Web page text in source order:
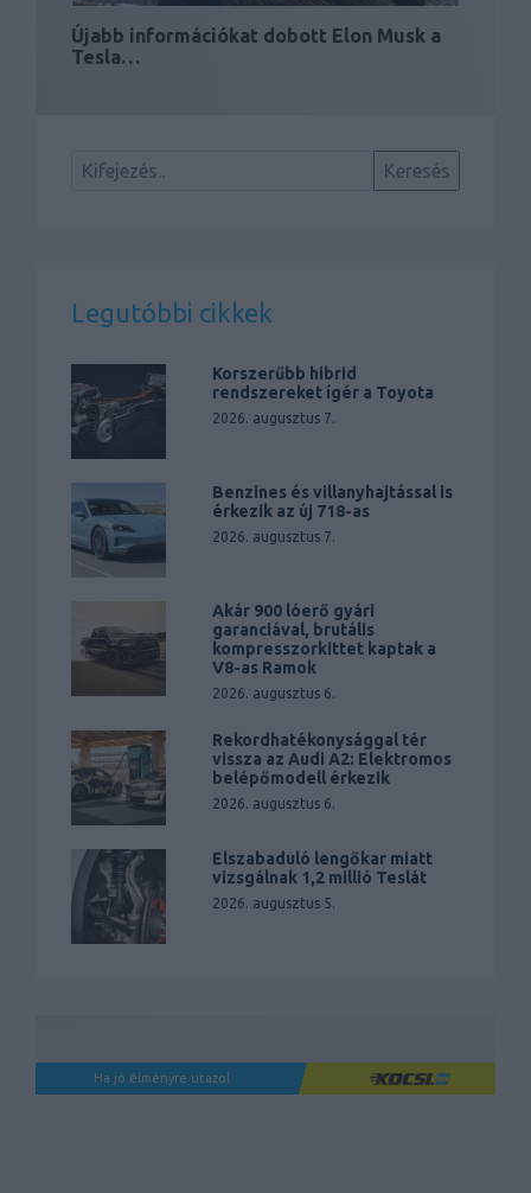
Újabb információkat dobott Elon Musk a
Tesla…
Legutóbbi cikkek
Korszerűbb hibrid
rendszereket ígér a Toyota
2026. augusztus 7.
Benzines és villanyhajtással is
érkezik az új 718-as
2026. augusztus 7.
Akár 900 lóerő gyári
garanciával, brutális
kompresszorkittet kaptak a
V8-as Ramok
2026. augusztus 6.
Rekordhatékonysággal tér
vissza az Audi A2: Elektromos
belépőmodell érkezik
2026. augusztus 6.
Elszabaduló lengőkar miatt
vizsgálnak 1,2 millió Teslát
2026. augusztus 5.
Ha jó élményre utazol